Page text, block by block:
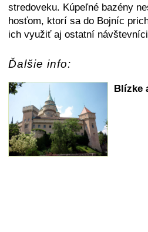
stredoveku. Kúpeľné bazény
hosťom, ktorí sa do Bojníc
ich využiť aj ostatní
Ďalšie info:
Blízke